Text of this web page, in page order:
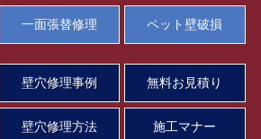
一面張替修理 ペット壁破損
壁穴修理事例 無料お見積り
壁穴修理方法 施工マナー